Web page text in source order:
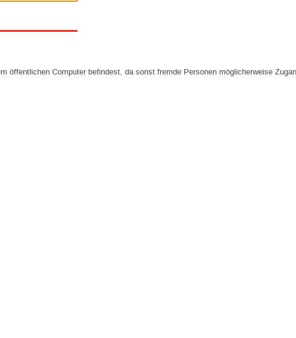
öffentlichen Computer befindest, da sonst fremde Personen möglicherweise